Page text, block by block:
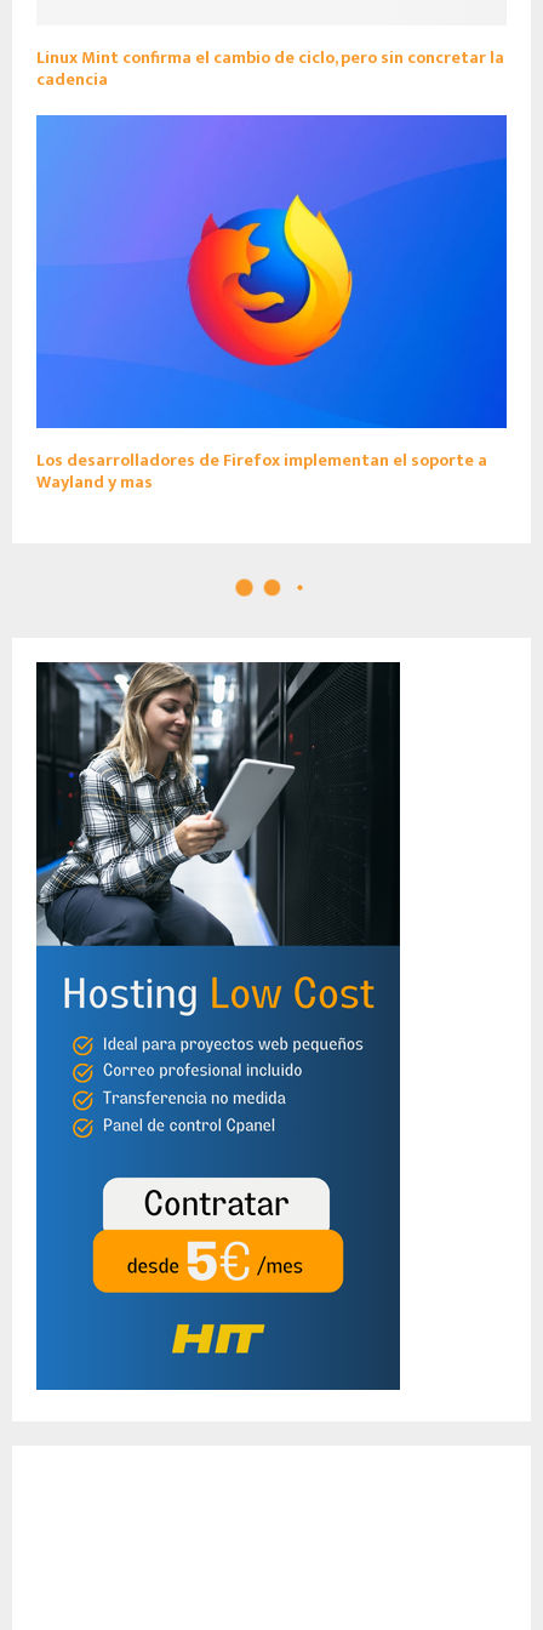
Linux Mint confirma el cambio de ciclo, pero sin concretar la
cadencia
Los desarrolladores de Firefox implementan el soporte a
Wayland y mas